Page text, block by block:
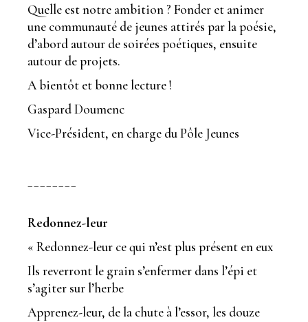
Quelle est notre ambition ? Fonder et animer
une communauté de jeunes attirés par la poésie,
d’abord autour de soirées poétiques, ensuite
autour de projets.
A bientôt et bonne lecture !
Gaspard Doumenc
Vice-Président, en charge du Pôle Jeunes
Redonnez-leur
« Redonnez-leur ce qui n’est plus présent en eux
Ils reverront le grain s’enfermer dans l’épi et
s’agiter sur l’herbe
Apprenez-leur, de la chute à l’essor, les douze